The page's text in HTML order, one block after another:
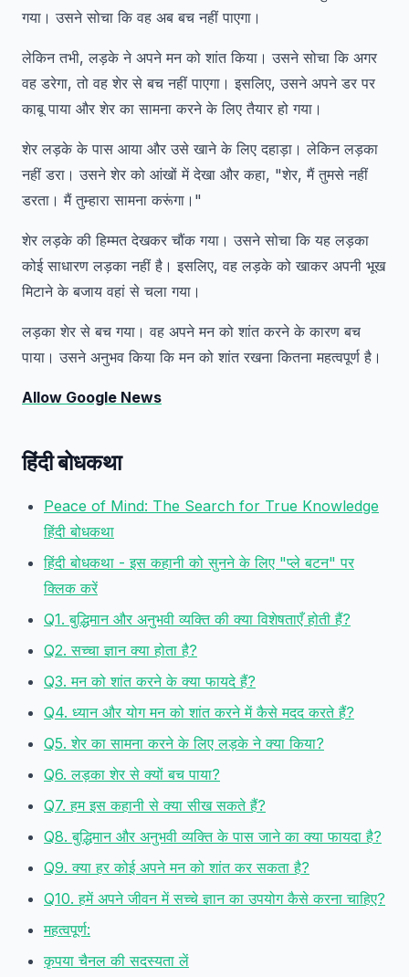
गया। उसने सोचा कि वह अब बच नहीं पाएगा।
लेकिन तभी, लड़के ने अपने मन को शांत किया। उसने सोचा कि अगर
वह डरेगा, तो वह शेर से बच नहीं पाएगा। इसलिए, उसने अपने डर पर
काबू पाया और शेर का सामना करने के लिए तैयार हो गया।
शेर लड़के के पास आया और उसे खाने के लिए दहाड़ा। लेकिन लड़का
नहीं डरा। उसने शेर को आंखों में देखा और कहा, "शेर, मैं तुमसे नहीं
डरता। मैं तुम्हारा सामना करूंगा।"
शेर लड़के की हिम्मत देखकर चौंक गया। उसने सोचा कि यह लड़का
कोई साधारण लड़का नहीं है। इसलिए, वह लड़के को खाकर अपनी भूख
मिटाने के बजाय वहां से चला गया।
लड़का शेर से बच गया। वह अपने मन को शांत करने के कारण बच
पाया। उसने अनुभव किया कि मन को शांत रखना कितना महत्वपूर्ण है।
Allow Google News
हिंदी बोधकथा
Peace of Mind: The Search for True Knowledge
हिंदी बोधकथा
हिंदी बोधकथा - इस कहानी को सुनने के लिए "प्ले बटन" पर
क्लिक करें
Q1. बुद्धिमान और अनुभवी व्यक्ति की क्या विशेषताएँ होती हैं?
Q2. सच्चा ज्ञान क्या होता है?
Q3. मन को शांत करने के क्या फायदे हैं?
Q4. ध्यान और योग मन को शांत करने में कैसे मदद करते हैं?
Q5. शेर का सामना करने के लिए लड़के ने क्या किया?
Q6. लड़का शेर से क्यों बच पाया?
Q7. हम इस कहानी से क्या सीख सकते हैं?
Q8. बुद्धिमान और अनुभवी व्यक्ति के पास जाने का क्या फायदा है?
Q9. क्या हर कोई अपने मन को शांत कर सकता है?
Q10. हमें अपने जीवन में सच्चे ज्ञान का उपयोग कैसे करना चाहिए?
महत्वपूर्ण:
कृपया चैनल की सदस्यता लें